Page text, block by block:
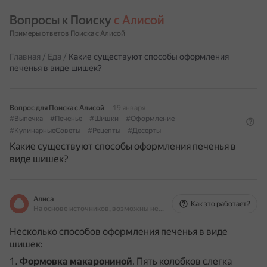
Вопросы к Поиску с Алисой
Примеры ответов Поиска с Алисой
Главная / Еда / Какие существуют способы оформления
печенья в виде шишек?
Вопрос для Поиска с Алисой
19 января
#Выпечка
#Печенье #Шишки
#Оформление
#КулинарныеСоветы
#Рецепты #Десерты
Какие существуют способы оформления печенья в
виде шишек?
Алиса
На основе источников, возможны неточности
Как это работает?
Несколько способов оформления печенья в виде
шишек:
Формовка макарониной. Пять колобков слегка